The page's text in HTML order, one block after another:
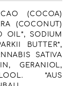
(COCOA)
(COCONUT)
OIL*, SODIUM
BUTTER*,
SATIVA
GERANIOL,
*AUS